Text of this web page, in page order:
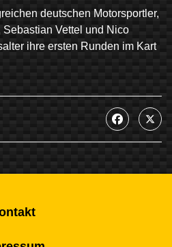
deutschen Motorsportler,
Vettel und Nico
ihre ersten Runden im Kart